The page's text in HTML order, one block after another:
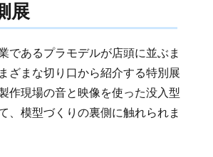
展
であるプラモデルが店頭に並ぶま
ざまな切り口から紹介する特別展
作現場の音と映像を使った没入型
、模型づくりの裏側に触れられま